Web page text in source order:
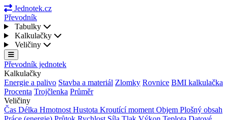
Jednotek.cz
Převodník
Tabulky
Kalkulačky
Veličiny
Převodník jednotek
Kalkulačky
Energie a palivo Stavba a materiál Zlomky Rovnice BMI kalkulačka
Procenta Trojčlenka Průměr
Veličiny
Čas Délka Hmotnost Hustota Kroutící moment Objem Plošný obsah